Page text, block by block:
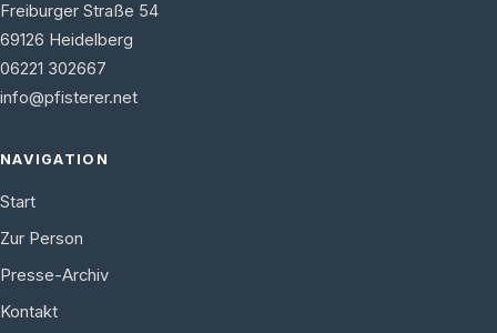
Freiburger Straße 54
69126 Heidelberg
06221 302667
info@pfisterer.net
NAVIGATION
Start
Zur Person
Presse-Archiv
Kontakt